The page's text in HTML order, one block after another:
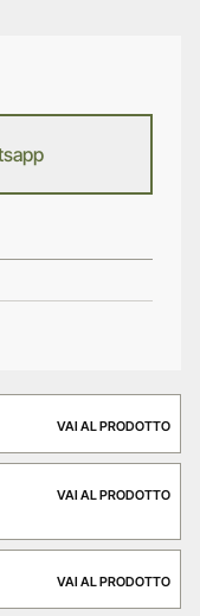
VAI AL PRODOTTO
VAI AL PRODOTTO
VAI AL PRODOTTO